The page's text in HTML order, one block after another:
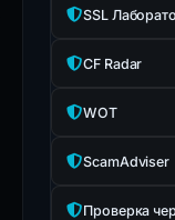
SSL
CF Radar
WOT
ScamAdviser
Проверка